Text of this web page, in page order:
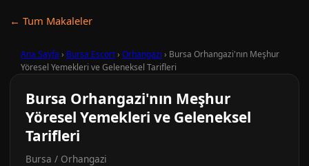
← Tum Makaleler
Ana Sayfa › Bursa Escort› Orhangazi › Bursa Orhangazi'nın Meşhur
Yöresel Yemekleri ve Geleneksel Tarifleri
Bursa Orhangazi'nın Meşhur
Yöresel Yemekleri ve Geleneksel
Tarifleri
Bursa / Orhangazi